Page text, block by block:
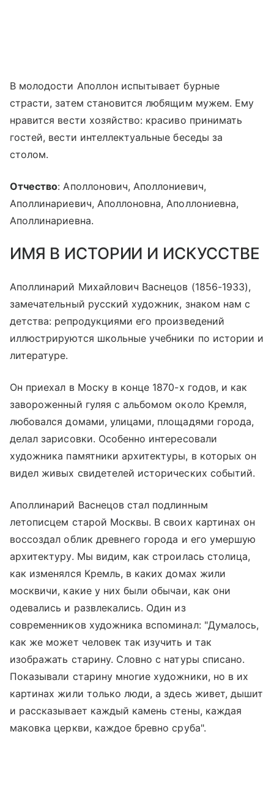
В молодости Аполлон испытывает бурные
страсти, затем становится любящим мужем. Ему
нравится вести хозяйство: красиво принимать
гостей, вести интеллектуальные беседы за
столом.
Отчество: Аполлонович, Аполлониевич,
Аполлинариевич, Аполлоновна, Аполлониевна,
Аполлинариевна.
ИМЯ В ИСТОРИИ И ИСКУССТВЕ
Аполлинарий Михайлович Васнецов (1856-1933),
замечательный русский художник, знаком нам с
детства: репродукциями его произведений
иллюстрируются школьные учебники по истории и
литературе.
Он приехал в Моску в конце 1870-х годов, и как
завороженный гуляя с альбомом около Кремля,
любовался домами, улицами, площадями города,
делал зарисовки. Особенно интересовали
художника памятники архитектуры, в которых он
видел живых свидетелей исторических событий.
Аполлинарий Васнецов стал подлинным
летописцем старой Москвы. В своих картинах он
воссоздал облик древнего города и его умершую
архитектуру. Мы видим, как строилась столица,
как изменялся Кремль, в каких домах жили
москвичи, какие у них были обычаи, как они
одевались и развлекались. Один из
современников художника вспоминал: "Думалось,
как же может человек так изучить и так
изображать старину. Словно с натуры списано.
Показывали старину многие художники, но в их
картинах жили только люди, а здесь живет, дышит
и рассказывает каждый камень стены, каждая
маковка церкви, каждое бревно сруба".